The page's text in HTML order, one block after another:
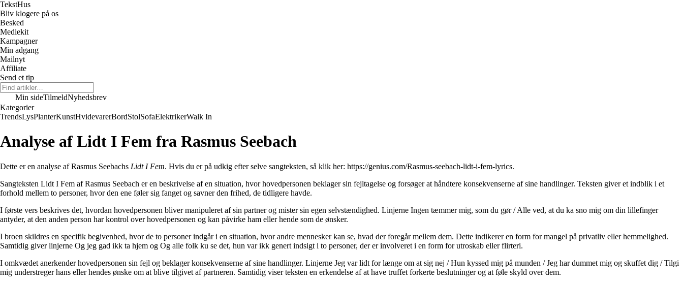
TekstHus
Bliv klogere på os
Besked
Mediekit
Kampagner
Min adgang
Mailnyt
Affiliate
Send et tip
Min sideTilmeldNyhedsbrev
Kategorier
TrendsLysPlanterKunstHvidevarerBordStolSofaElektrikerWalk In
Analyse af Lidt I Fem fra Rasmus Seebach
Dette er en analyse af Rasmus Seebachs Lidt I Fem. Hvis du er på udkig efter selve sangteksten, så klik her: https://genius.com/Rasmus-seebach-lidt-i-fem-lyrics.
Sangteksten Lidt I Fem af Rasmus Seebach er en beskrivelse af en situation, hvor hovedpersonen beklager sin fejltagelse og forsøger at håndtere konsekvenserne af sine handlinger. Teksten giver et indblik i et
forhold mellem to personer, hvor den ene føler sig fanget og savner den frihed, de tidligere havde.
I første vers beskrives det, hvordan hovedpersonen bliver manipuleret af sin partner og mister sin egen selvstændighed. Linjerne Ingen tæmmer mig, som du gør / Alle ved, at du ka sno mig om din lillefinger
antyder, at den anden person har kontrol over hovedpersonen og kan påvirke ham eller hende som de ønsker.
I broen skildres en specifik begivenhed, hvor de to personer indgår i en situation, hvor andre mennesker kan se, hvad der foregår mellem dem. Dette indikerer en form for mangel på privatliv eller hemmelighed.
Samtidig giver linjerne Og jeg gad ikk ta hjem og Og alle folk ku se det, hun var ikk genert indsigt i to personer, der er involveret i en form for utroskab eller flirteri.
I omkvædet anerkender hovedpersonen sin fejl og beklager konsekvenserne af sine handlinger. Linjerne Jeg var lidt for længe om at sig nej / Hun kyssed mig på munden / Jeg har dummet mig og skuffet dig / Tilgi
mig understreger hans eller hendes ønske om at blive tilgivet af partneren. Samtidig viser teksten en erkendelse af at have truffet forkerte beslutninger og at føle skyld over dem.